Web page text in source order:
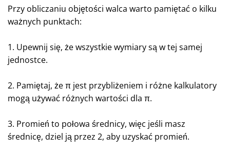
Przy obliczaniu objętości walca warto pamiętać o kilku
ważnych punktach:
1. Upewnij się, że wszystkie wymiary są w tej samej
jednostce.
2. Pamiętaj, że π jest przybliżeniem i różne kalkulatory
mogą używać różnych wartości dla π.
3. Promień to połowa średnicy, więc jeśli masz
średnicę, dziel ją przez 2, aby uzyskać promień.